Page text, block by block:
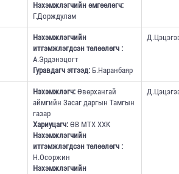
Нэхэмжлэгчийн өмгөөлөгч:
Г.Дорждулам
Нэхэмжлэгчийн
итгэмжлэгдсэн төлөөлөгч :
А.Эрдэнэцогт
Гуравдагч этгээд:Б.Наранбаяр
Нэхэмжлэгч:Өвөрхангай
аймгийн Засаг даргын Тамгын
газар
Хариуцагч:ӨВ МТХ ХХК
Нэхэмжлэгчийн
итгэмжлэгдсэн төлөөлөгч :
Н.Осоржин
Нэхэмжлэгчийн